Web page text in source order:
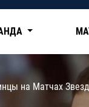
Нефтехимик
Трактор
на Матчах